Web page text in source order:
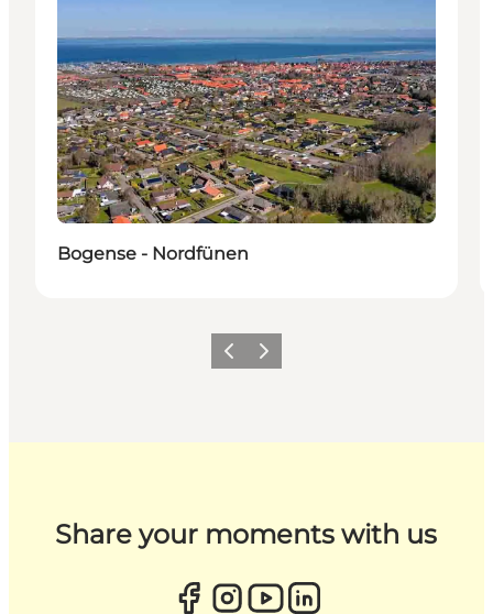
Bogense - Nordfünen
ZurückWeiter
Share your moments with us